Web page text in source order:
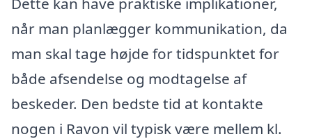
når man planlægger kommunikation, da
man skal tage højde for tidspunktet for
både afsendelse og modtagelse af
beskeder. Den bedste tid at kontakte
nogen i Ravon vil typisk være mellem kl.